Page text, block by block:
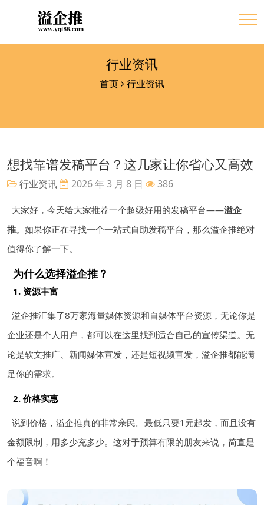
行业资讯
首页 行业资讯
想找靠谱发稿平台？这几家让你省心又高效
行业资讯 2026 年 3 月 8 日 386
大家好，今天给大家推荐一个超级好用的发稿平台——溢企
推。如果你正在寻找一个一站式自助发稿平台，那么溢企推绝对
值得你了解一下。
为什么选择溢企推？
1. 资源丰富
溢企推汇集了8万家海量媒体资源和自媒体平台资源，无论你是
企业还是个人用户，都可以在这里找到适合自己的宣传渠道。无
论是软文推广、新闻媒体宣发，还是短视频宣发，溢企推都能满
足你的需求。
2. 价格实惠
说到价格，溢企推真的非常亲民。最低只要1元起发，而且没有
金额限制，用多少充多少。这对于预算有限的朋友来说，简直是
个福音啊！